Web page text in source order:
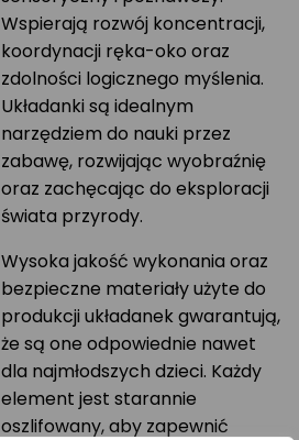
Wspierają rozwój koncentracji,
koordynacji ręka-oko oraz
zdolności logicznego myślenia.
Układanki są idealnym
narzędziem do nauki przez
zabawę, rozwijając wyobraźnię
oraz zachęcając do eksploracji
świata przyrody.
Wysoka jakość wykonania oraz
bezpieczne materiały użyte do
produkcji układanek gwarantują,
że są one odpowiednie nawet
dla najmłodszych dzieci. Każdy
element jest starannie
oszlifowany, aby zapewnić